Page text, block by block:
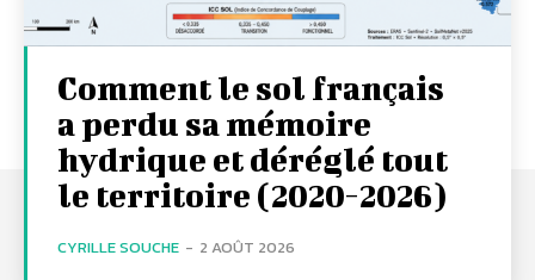
Comment le sol français
a perdu sa mémoire
hydrique et déréglé tout
le territoire (2020-2026)
CYRILLE SOUCHE - 2 AOÛT 2026